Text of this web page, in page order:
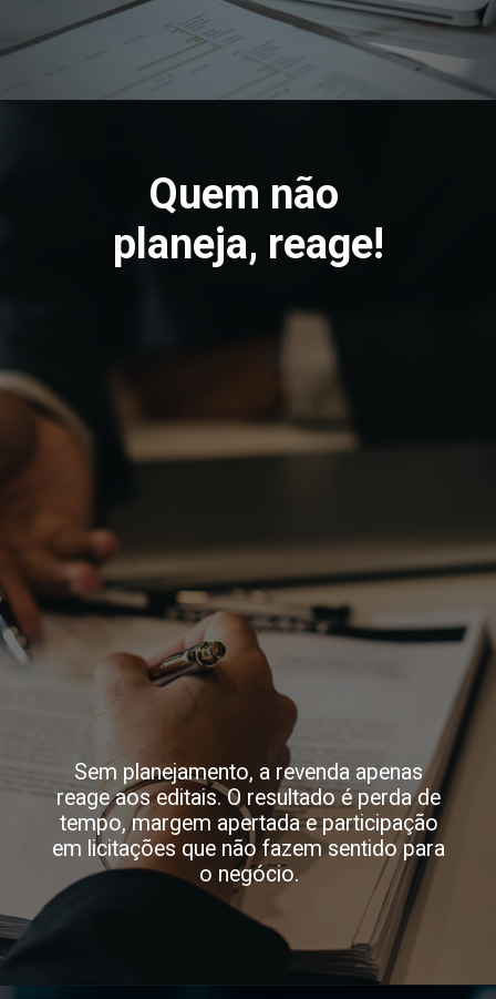
Quem não
planeja, reage!
Sem planejamento, a revenda apenas
reage aos editais. O resultado é perda de
tempo, margem apertada e participação
em licitações que não fazem sentido para
o negócio.